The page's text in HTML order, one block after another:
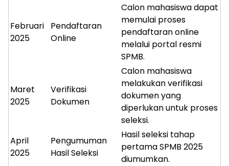
Februari
2025
Pendaftaran
Online
Calon mahasiswa dapat
memulai proses
pendaftaran online
melalui portal resmi
SPMB.
Maret
2025
Verifikasi
Dokumen
Calon mahasiswa
melakukan verifikasi
dokumen yang
diperlukan untuk proses
seleksi.
April
2025
Pengumuman
Hasil Seleksi
Hasil seleksi tahap
pertama SPMB 2025
diumumkan.